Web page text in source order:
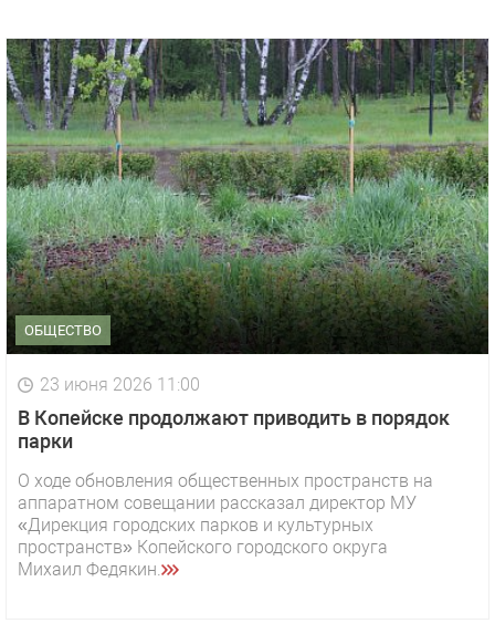
ОБЩЕСТВО
23 июня 2026 11:00
В Копейске продолжают приводить в порядок
парки
О ходе обновления общественных пространств на
аппаратном совещании рассказал директор МУ
«Дирекция городских парков и культурных
пространств» Копейского городского округа
Михаил Федякин.